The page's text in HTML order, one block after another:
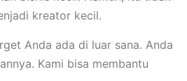
kreator kecil.
Anda ada di luar sana. Anda
Kami bisa membantu